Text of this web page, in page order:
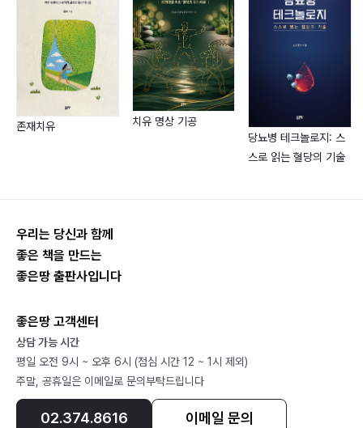
25. Q: 성인도 치아 교정이 가능한가요? 78
26. Q: 임플란트는 무엇인가요? 어떤 경우에 필요하나
요? 79
27. Q: 임플란트 수술은 아픈가요? 성공률은 어떤가요?
28. Q: 틀니와 임플란트, 어떤 것을 선택해야 하나요? 85
29. Q: 부분 틀니와 전체 틀니는 어떻게 다른가요? 88
30. Q: 보철 치료 후 관리는 어떻게 해야 하나요? 91
31. Q: 우리 아이의 첫 치과 검진은 언제 하는 것이 좋을
까요? 96
32. Q: 불소 도포는 무엇이고 어떤 효과가 있나요? 99
에 하나요? 102
34. Q: 아이들이 치과를 무서워하는데 어떻게 도와줘야
할까요? 105
35. Q: 우리 아이가 손가락을 빠는데 치아에 문제가 될까
요? 108
존재치유
치유 명상 기공
당뇨병 테크놀로지: 스
스로 읽는 혈당의 기술
우리는 당신과 함께
좋은 책을 만드는
좋은땅 출판사입니다
좋은땅 고객센터
상담 가능 시간
평일 오전 9시 ~ 오후 6시 (점심 시간 12 ~ 1시 제외)
주말, 공휴일은 이메일로 문의부탁드립니다
02.374.8616 이메일 문의